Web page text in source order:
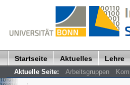
Startseite Aktuelles Lehre
Aktuelle Seite: Arbeitsgruppen